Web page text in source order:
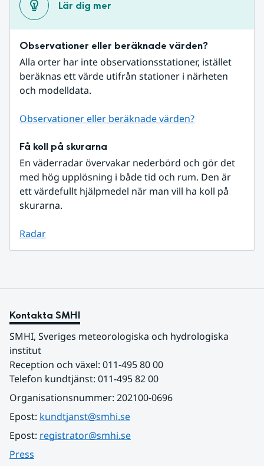
Lär dig mer
Observationer eller beräknade värden?
Alla orter har inte observationsstationer, istället
beräknas ett värde utifrån stationer i närheten
och modelldata.
Observationer eller beräknade värden?
Få koll på skurarna
En väderradar övervakar nederbörd och gör det
med hög upplösning i både tid och rum. Den är
ett värdefullt hjälpmedel när man vill ha koll på
skurarna.
Radar
Kontakta SMHI
SMHI, Sveriges meteorologiska och hydrologiska
institut
Reception och växel: 011-495 80 00
Telefon kundtjänst: 011-495 82 00
Organisationsnummer: 202100-0696
Epost: kundtjanst@smhi.se
Epost: registrator@smhi.se
Press